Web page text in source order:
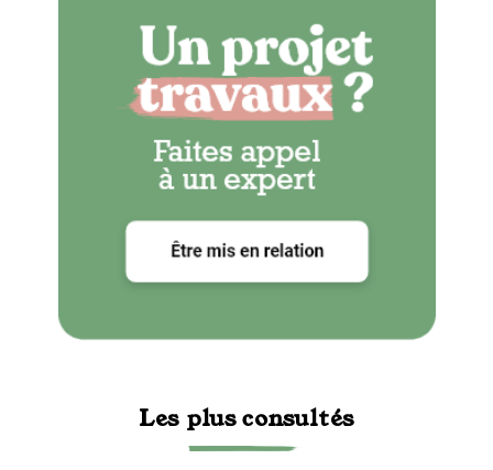
Les plus consultés